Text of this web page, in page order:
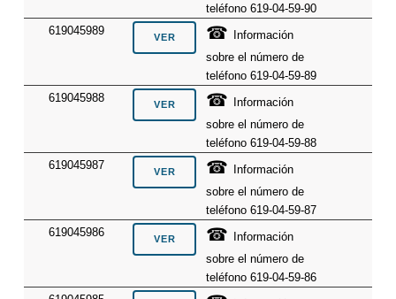
teléfono 619-04-59-90
619045989
☎ Información
sobre el número de
teléfono 619-04-59-89
619045988
☎ Información
sobre el número de
teléfono 619-04-59-88
619045987
☎ Información
sobre el número de
teléfono 619-04-59-87
619045986
☎ Información
sobre el número de
teléfono 619-04-59-86